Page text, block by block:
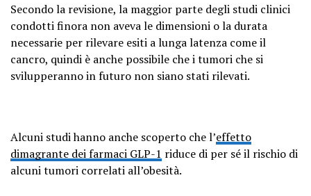
Secondo la revisione, la maggior parte degli studi clinici
condotti finora non aveva le dimensioni o la durata
necessarie per rilevare esiti a lunga latenza come il
cancro, quindi è anche possibile che i tumori che si
svilupperanno in futuro non siano stati rilevati.
Alcuni studi hanno anche scoperto che l’effetto
dimagrante dei farmaci GLP-1 riduce di per sé il rischio di
alcuni tumori correlati all’obesità.